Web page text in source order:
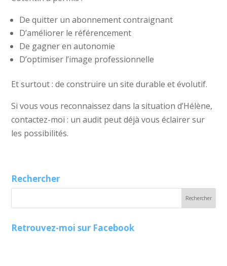
De quitter un abonnement contraignant
D’améliorer le référencement
De gagner en autonomie
D’optimiser l’image professionnelle
Et surtout : de construire un site durable et évolutif.
Si vous vous reconnaissez dans la situation d’Hélène,
contactez-moi : un audit peut déjà vous éclairer sur
les possibilités.
Rechercher
Retrouvez-moi sur Facebook